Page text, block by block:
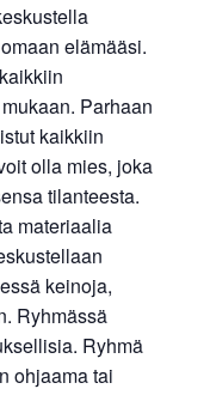
elämääsi.
Parhaan
kaikkiin
olla mies, joka
tilanteesta.
materiaalia
keinoja,
Ryhmässä
Ryhmä
ohjaama tai